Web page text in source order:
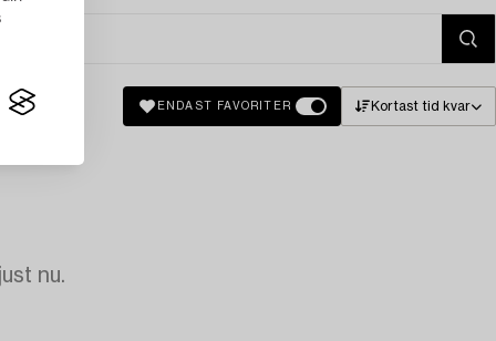
ENDAST FAVORITER Kortast tid kvar
nu.